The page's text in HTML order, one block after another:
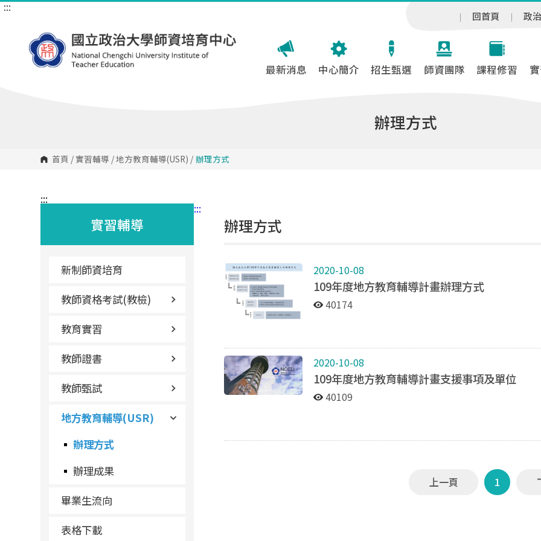
跳
:::
回首頁 政
最新消息 中心簡介 招生甄選 師資團隊 課程修習
辦理方式
首頁 /實習輔導 /地方教育輔導(USR) / 辦理方式
:::
實習輔導
新制師資培育
教師資格考試(教檢)
教育實習
教師證書
教師甄試
地方教育輔導(USR)
辦理方式
辦理成果
畢業生流向
表格下載
:::
辦理方式
2020-10-08
109年度地方教育輔導計畫辦理方式
40174
2020-10-08
109年度地方教育輔導計畫支援事項及單位
40109
上一頁 1